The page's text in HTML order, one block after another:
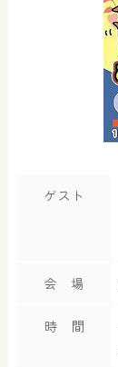
ゲスト
会 場
時 間